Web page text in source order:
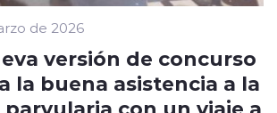
de 2026
versión de concurso
la buena asistencia a la
con un viaje a